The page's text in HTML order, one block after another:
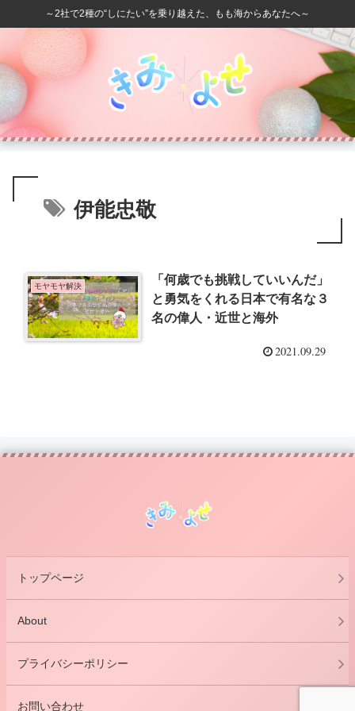
～2社で2種の“しにたい”を乗り越えた、もも海からあなたへ～
伊能忠敬
モヤモヤ解決
「何歳でも挑戦していいんだ」
と勇気をくれる日本で有名な３
名の偉人・近世と海外
2021.09.29
トップページ
About
プライバシーポリシー
お問い合わせ